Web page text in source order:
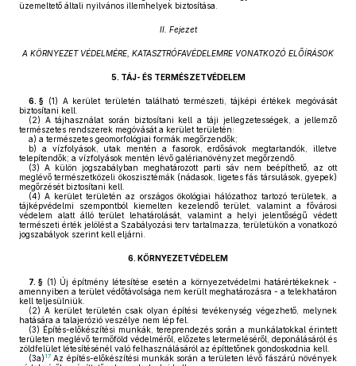
üzemeltető általi nyilvános illemhelyek biztosítása.
II. Fejezet
A KÖRNYEZET VÉDELMÉRE, KATASZTRÓFAVÉDELEMRE VONATKOZÓ ELŐÍRÁSOK
5. TÁJ- ÉS TERMÉSZETVÉDELEM
6. § (1) A kerület területén található természeti, tájképi értékek megóvását
biztosítani kell.
(2) A tájhasználat során biztosítani kell a táji jellegzetességek, a jellemző
természetes rendszerek megóvását a kerület területén:
a) a természetes geomorfológiai formák megőrzendők;
b) a vízfolyások, utak mentén a fasorok, erdősávok megtartandók, illetve
telepítendők; a vízfolyások mentén lévő galérianövényzet megőrzendő.
(3) A külön jogszabályban meghatározott parti sáv nem beépíthető, az ott
meglévő természetközeli ökoszisztémák (nádasok, ligetes fás társulások, gyepek)
megőrzését biztosítani kell.
(4) A kerület területén az országos ökológiai hálózathoz tartozó területek, a
tájképvédelmi szempontból kiemelten kezelendő terület, valamint a fővárosi
védelem alatt álló terület lehatárolását, valamint a helyi jelentőségű védett
természeti érték jelölést a Szabályozási terv tartalmazza, területükön a vonatkozó
jogszabályok szerint kell eljárni.
6. KÖRNYEZETVÉDELEM
7. § (1) Új építmény létesítése esetén a környezetvédelmi határértékeknek -
amennyiben a terület védőtávolsága nem került meghatározásra - a telekhatáron
kell teljesülniük.
(2) A kerület területén csak olyan építési tevékenység végezhető, melynek
hatására a talajerózió veszélye nem lép fel.
(3) Építés-előkészítési munkák, tereprendezés során a munkálatokkal érintett
területen meglévő termőföld védelméről, előzetes letermeléséről, deponálásáról és
zöldfelület létesítésénél való felhasználásáról az építtetőnek gondoskodnia kell.
(3a) 17 Az építés-előkészítési munkák során a területen lévő fászárú növények